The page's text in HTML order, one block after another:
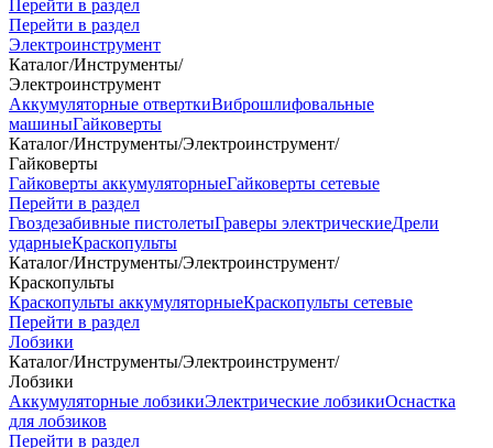
Перейти в раздел
Перейти в раздел
Электроинструмент
Каталог/Инструменты/
Электроинструмент
Аккумуляторные отверткиВиброшлифовальные
машиныГайковерты
Каталог/Инструменты/Электроинструмент/
Гайковерты
Гайковерты аккумуляторныеГайковерты сетевые
Перейти в раздел
Гвоздезабивные пистолетыГраверы электрическиеДрели
ударныеКраскопульты
Каталог/Инструменты/Электроинструмент/
Краскопульты
Краскопульты аккумуляторныеКраскопульты сетевые
Перейти в раздел
Лобзики
Каталог/Инструменты/Электроинструмент/
Лобзики
Аккумуляторные лобзикиЭлектрические лобзикиОснастка
для лобзиков
Перейти в раздел